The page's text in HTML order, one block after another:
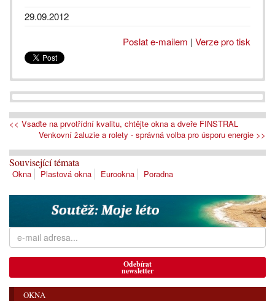
29.09.2012
Poslat e-mailem | Verze pro tisk
<< Vsaďte na prvotřídní kvalitu, chtějte okna a dveře FINSTRAL
Venkovní žaluzie a rolety - správná volba pro úsporu energie >>
Související témata
Okna Plastová okna Eurookna Poradna
Odebírat
newsletter
OKNA